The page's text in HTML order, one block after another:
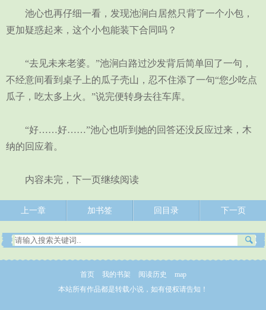
池心也再仔细一看，发现池涧白居然只背了一个小包，
更加疑惑起来，这个小包能装下合同吗？
“去见未来老婆。”池涧白路过沙发背后简单回了一句，
不经意间看到桌子上的瓜子壳山，忍不住添了一句“您少吃点
瓜子，吃太多上火。”说完便转身去往车库。
“好……好……”池心也听到她的回答还没反应过来，木
纳的回应着。
内容未完，下一页继续阅读
上一章 加书签 回目录 下一页
首页 我的书架 阅读历史
map
本站所有作品都是转载小说，如有侵权请告知！